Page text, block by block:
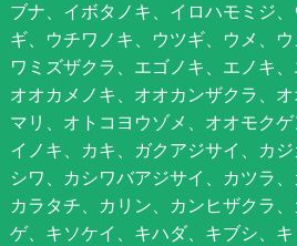
ブナ、イボタノキ、イロハモミジ
ギ、ウチワノキ、ウツギ、ウメ、
ワミズザクラ、エゴノキ、エノキ、
オオカメノキ、オオカンザクラ、
マリ、オトコヨウゾメ、オオモク
イノキ、カキ、ガクアジサイ、カ
シワ、カシワバアジサイ、カツラ、
カラタチ、カリン、カンヒザクラ
ゲ、キソケイ、キハダ、キブシ、